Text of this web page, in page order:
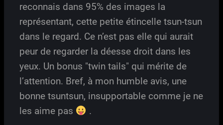
reconnais dans 95% des images la
représentant, cette petite étincelle tsun-tsun
dans le regard. Ce n’est pas elle qui aurait
peur de regarder la déesse droit dans les
yeux. Un bonus "twin tails" qui mérite de
l’attention. Bref, à mon humble avis, une
bonne tsuntsun, insupportable comme je ne
les aime pas
.